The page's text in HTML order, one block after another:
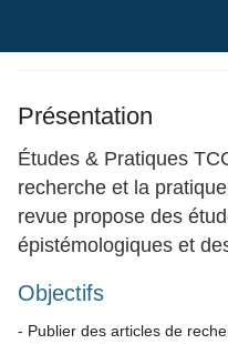
Présentation
Études & Pratiques
recherche et la
revue propose des
épistémologiques et
Objectifs
- Publier des articles de